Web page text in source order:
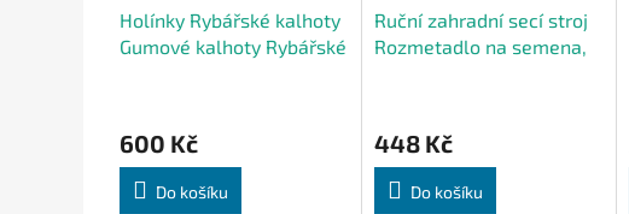
Holínky Rybářské kalhoty
Gumové kalhoty Rybářské
600 Kč
Do košíku
Ruční zahradní secí stroj
Rozmetadlo na semena,
448 Kč
Do košíku